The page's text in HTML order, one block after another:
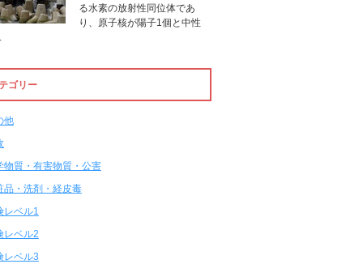
る水素の放射性同位体であ
り、原子核が陽子1個と中性
ゴリー
他
物質・有害物質・公害
品・洗剤・経皮毒
レベル1
レベル2
レベル3